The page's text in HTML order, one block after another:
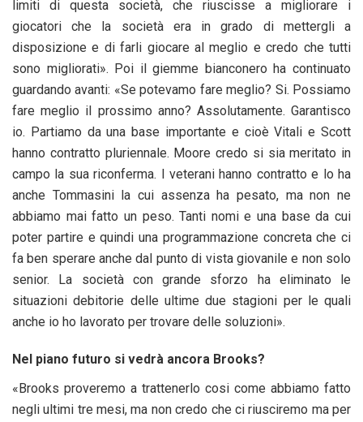
limiti di questa società, che riuscisse a migliorare i
giocatori che la società era in grado di mettergli a
disposizione e di farli giocare al meglio e credo che tutti
sono migliorati». Poi il giemme bianconero ha continuato
guardando avanti: «Se potevamo fare meglio? Si. Possiamo
fare meglio il prossimo anno? Assolutamente. Garantisco
io. Partiamo da una base importante e cioè Vitali e Scott
hanno contratto pluriennale. Moore credo si sia meritato in
campo la sua riconferma. I veterani hanno contratto e lo ha
anche Tommasini la cui assenza ha pesato, ma non ne
abbiamo mai fatto un peso. Tanti nomi e una base da cui
poter partire e quindi una programmazione concreta che ci
fa ben sperare anche dal punto di vista giovanile e non solo
senior. La società con grande sforzo ha eliminato le
situazioni debitorie delle ultime due stagioni per le quali
anche io ho lavorato per trovare delle soluzioni».
Nel piano futuro si vedrà ancora Brooks?
«Brooks proveremo a trattenerlo cosi come abbiamo fatto
negli ultimi tre mesi, ma non credo che ci riusciremo ma per